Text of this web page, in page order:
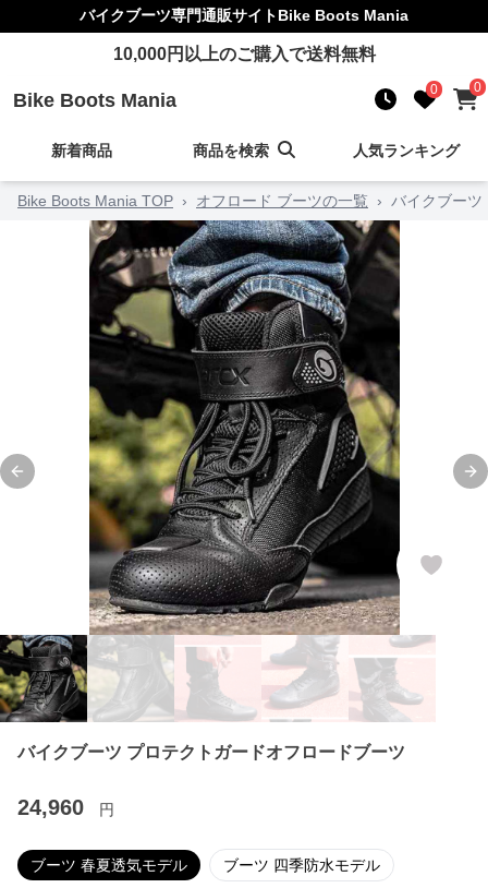
バイクブーツ専門通販サイトBike Boots Mania
10,000円以上のご購入で送料無料
Bike Boots Mania 0 0
新着商品 商品を検索 人気ランキング
Bike Boots Mania TOP › オフロード ブーツの一覧 › バイクブーツ
Previous slide
バイクブーツ プロテクトガードオフロードブーツ
24,960 円
ブーツ 春夏透気モデル ブーツ 四季防水モデル